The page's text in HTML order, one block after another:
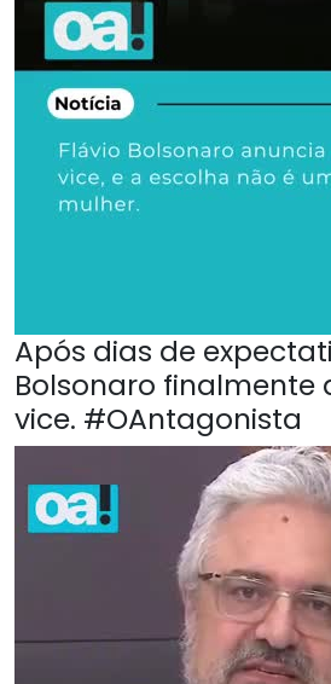
Após dias de
Bolsonaro finalmente
vice. #OAntagonista